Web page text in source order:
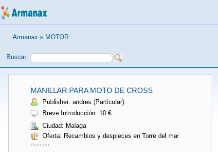
Armanax » MOTOR
Buscar:
MANILLAR PARA MOTO DE CROSS
Publisher: andres (Particular)
Breve Introducción: 10 €
Ciudad: Malaga
Oferta: Recambios y despieces en Torre del mar
Anuncio